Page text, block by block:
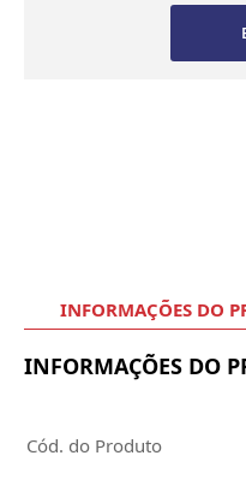
INFORMAÇÕES DO
INFORMAÇÕES DO
Cód. do Produto